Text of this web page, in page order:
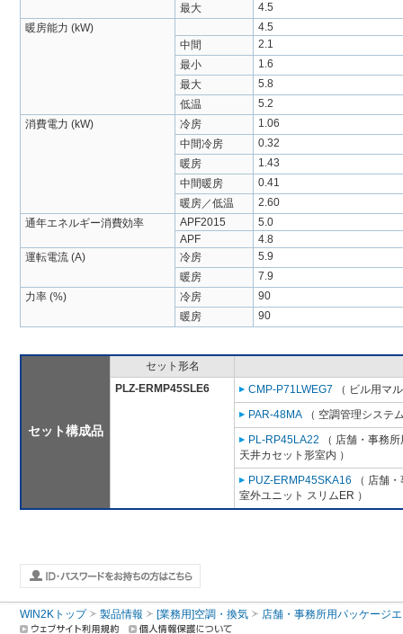
最大
4.5
暖房能力 (kW)
4.5
中間
2.1
最小
1.6
最大
5.8
低温
5.2
消費電力 (kW)
冷房
1.06
中間冷房
0.32
暖房
1.43
中間暖房
0.41
暖房／低温
2.60
通年エネルギー消費効率
APF2015
5.0
APF
4.8
運転電流 (A)
冷房
5.9
暖房
7.9
力率 (%)
冷房
90
暖房
90
セット構成品
セット形名
PLZ-ERMP45SLE6
CMP-P71LWEG7 （ ビル用マ
PAR-48MA （ 空調管理システ
PL-RP45LA22 （ 店舗・事務
天井カセット形室内 ）
PUZ-ERMP45SKA16 （ 店舗
室外ユニット スリムER ）
WIN2Kトップ 製品情報 [業務用]空調・換気 店舗・事務所用パッケージ